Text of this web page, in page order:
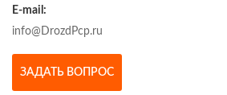
E-mail:
info@DrozdPcp.ru
ЗАДАТЬ ВОПРОС